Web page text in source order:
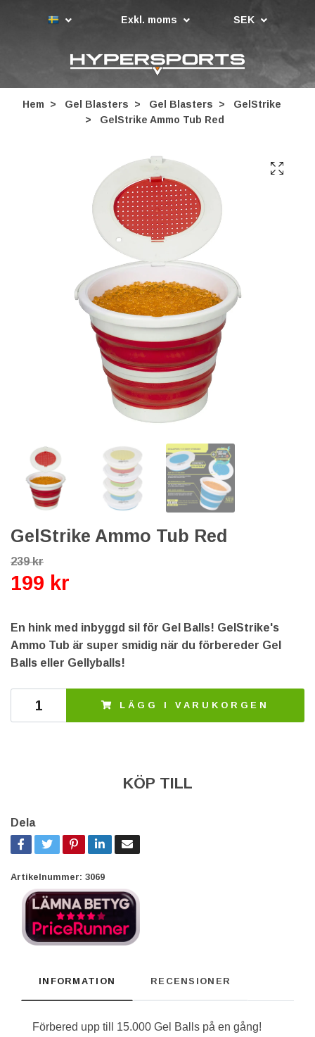
Exkl. moms SEK
Hem Gel Blasters Gel Blasters
GelStrike
GelStrike Ammo Tub Red
GelStrike Ammo Tub Red
239 kr
199 kr
En hink med inbyggd sil för Gel Balls! GelStrike's
Ammo Tub är super smidig när du förbereder Gel
Balls eller Gellyballs!
LÄGG I VARUKORGEN
KÖP TILL
Dela
Artikelnummer: 3069
INFORMATION RECENSIONER
Förbered upp till 15.000 Gel Balls på en gång!